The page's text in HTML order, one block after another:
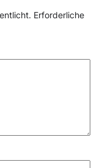
Erforderliche